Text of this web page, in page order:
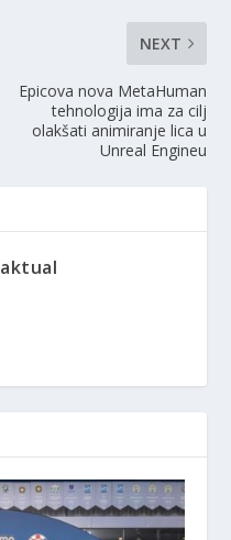
NEXT
Epicova nova MetaHuman
tehnologija ima za cilj
olakšati animiranje lica u
Unreal Engineu
aktual